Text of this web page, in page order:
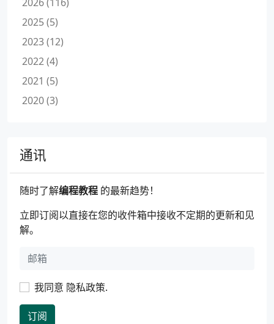
2025 (5)
2023 (12)
2022 (4)
2021 (5)
2020 (3)
通讯
随时了解编程教程 的最新趋势！
立即订阅以直接在您的收件箱中接收不定期的更新和见
解。
我同意 隐私政策.
订阅